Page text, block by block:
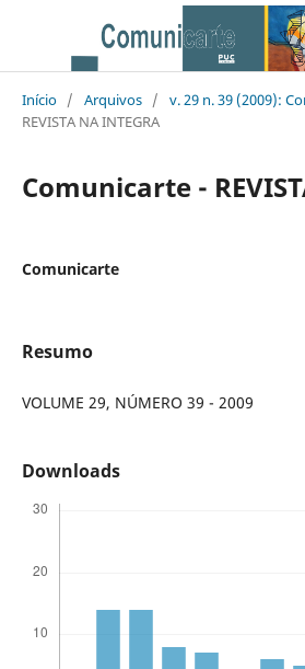
Início / Arquivos / v. 29 n. 39 (2009):
REVISTA NA INTEGRA
Comunicarte -
Comunicarte
Resumo
VOLUME 29, NÚMERO 39 - 2009
Downloads